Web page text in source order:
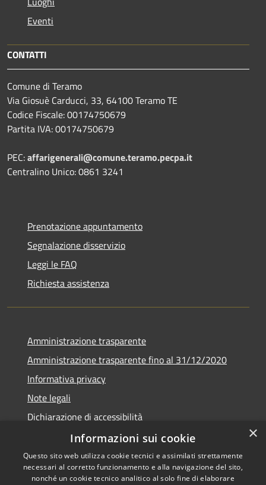
Eventi
CONTATTI
Comune di Teramo
Via Giosuè Carducci, 33, 64100 Teramo TE
Codice Fiscale: 00174750679
Partita IVA: 00174750679
PEC:affarigenerali@comune.teramo.pecpa.it
Centralino Unico: 0861 3241
Prenotazione appuntamento
Segnalazione disservizio
Leggi le FAQ
Richiesta assistenza
Amministrazione trasparente
Amministrazione trasparente fino al 31/12/2020
Informativa privacy
Note legali
Dichiarazione di accessibilità
Copyright © 2026 • Comune di
×
Informazioni sui cookie
Questo sito web utilizza cookie tecnici e assimilati strettamente
necessari al corretto funzionamento e alla navigazione del sito,
nonché un cookie tecnico analitico al solo fine di elaborare